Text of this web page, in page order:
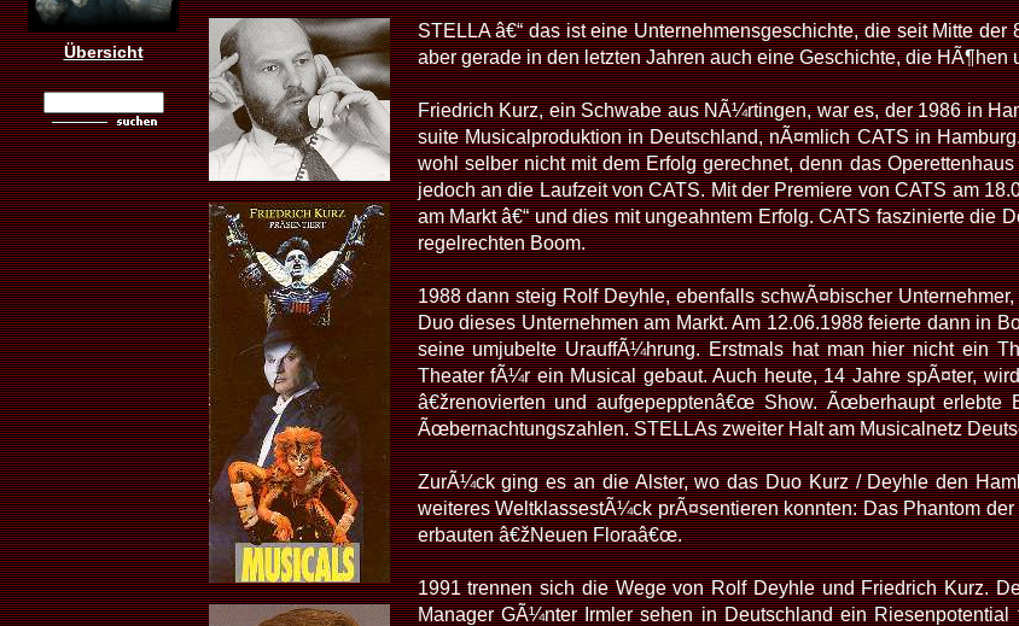
Übersicht
STELLA â€“ das ist eine Unternehmensgeschichte, die seit Mitte
aber gerade in den letzten Jahren auch eine Geschichte, die HÃ¶hen
Friedrich Kurz, ein Schwabe aus NÃ¼rtingen, war es, der 1986 in
suite Musicalproduktion in Deutschland, nÃ¤mlich CATS in
wohl selber nicht mit dem Erfolg gerechnet, denn das
jedoch an die Laufzeit von CATS. Mit der Premiere von CATS am
am Markt â€“ und dies mit ungeahntem Erfolg. CATS faszinierte die
regelrechten Boom.
1988 dann steig Rolf Deyhle, ebenfalls schwÃ¤bischer
Duo dieses Unternehmen am Markt. Am 12.06.1988 feierte dann in
seine umjubelte UrauffÃ¼hrung. Erstmals hat man hier nicht ein
Theater fÃ¼r ein Musical gebaut. Auch heute, 14 Jahre spÃ¤ter,
â€žrenovierten und aufgepepptenâ€œ Show. Ãœberhaupt erlebte
Ãœbernachtungszahlen. STELLAs zweiter Halt am Musicalnetz
ZurÃ¼ck ging es an die Alster, wo das Duo Kurz / Deyhle den
weiteres WeltklassestÃ¼ck prÃ¤sentieren konnten: Das Phantom
erbauten â€žNeuen Floraâ€œ.
1991 trennen sich die Wege von Rolf Deyhle und Friedrich Kurz.
Manager GÃ¼nter Irmler sehen in Deutschland ein